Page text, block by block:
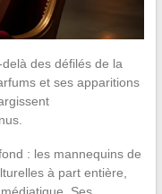
des défilés de la
et ses apparitions
: les mannequins de
à part entière,
Ses